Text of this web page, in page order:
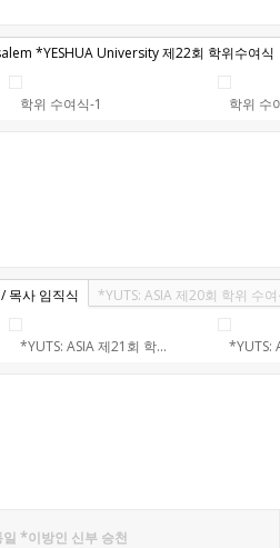
*YESHUA University 제22회 학위수여식
학위 수여식-1 학위 수
목사 임직식 *YUTS: ASIA 제20회 학위 수
*YUTS: ASIA 제21회 학... *YUTS:
*이방인 신부 승천